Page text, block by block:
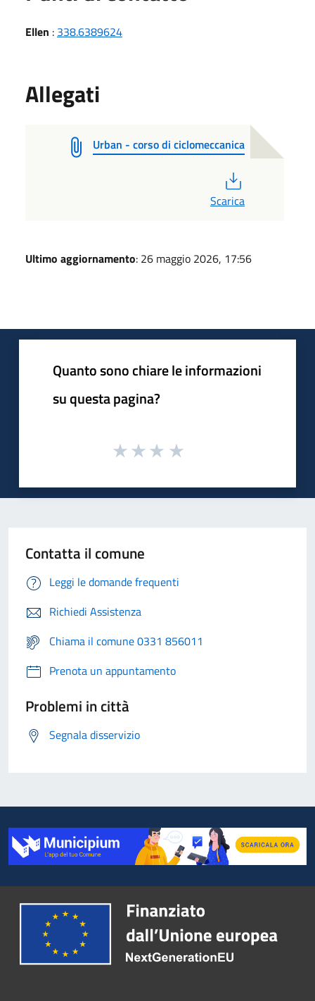
Ellen : 338.6389624
Allegati
Urban - corso di ciclomeccanica
Scarica
Ultimo aggiornamento: 26 maggio 2026, 17:56
Quanto sono chiare le informazioni
su questa pagina?
Contatta il comune
Leggi le domande frequenti
Richiedi Assistenza
Chiama il comune 0331 856011
Prenota un appuntamento
Problemi in città
Segnala disservizio